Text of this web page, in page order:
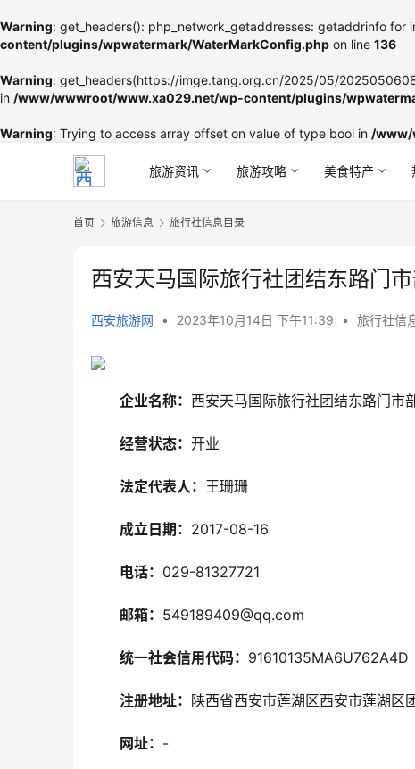
Warning: get_headers(): php_network_getaddresses: getaddrinfo
content/plugins/wpwatermark/WaterMarkConfig.php on line 136
Warning: get_headers(https://imge.tang.org.cn/2025/05/
in /www/wwwroot/www.xa029.net/wp-content/plugins/
Warning: Trying to access array offset on value of type bool in /www/
旅游资讯 旅游攻略 美食特产
首页 旅游信息 旅行社信息目录
西安天马国际旅行社团结东路门
西安旅游网 • 2023年10月14日 下午11:39 • 旅行社信
企业名称： 西安天马国际旅行社团结东路门市
经营状态： 开业
法定代表人： 王珊珊
成立日期： 2017-08-16
电话： 029-81327721
邮箱： 549189409@qq.com
统一社会信用代码： 91610135MA6U762A4D
注册地址： 陕西省西安市莲湖区西安市莲湖区
网址： -